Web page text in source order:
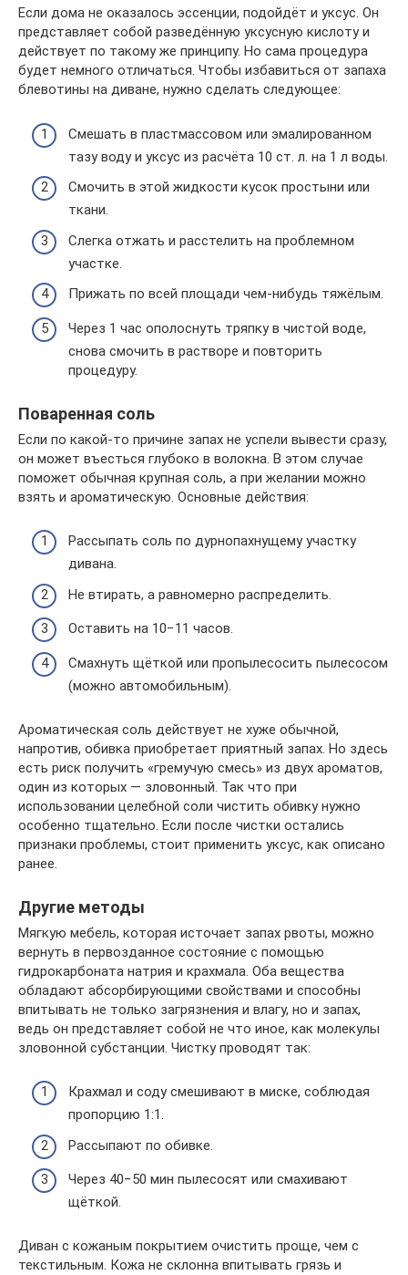
Если дома не оказалось эссенции, подойдёт и уксус. Он
представляет собой разведённую уксусную кислоту и
действует по такому же принципу. Но сама процедура
будет немного отличаться. Чтобы избавиться от запаха
блевотины на диване, нужно сделать следующее:
Смешать в пластмассовом или эмалированном
тазу воду и уксус из расчёта 10 ст. л. на 1 л воды.
Смочить в этой жидкости кусок простыни или
ткани.
Слегка отжать и расстелить на проблемном
участке.
Прижать по всей площади чем-нибудь тяжёлым.
Через 1 час ополоснуть тряпку в чистой воде,
снова смочить в растворе и повторить
процедуру.
Поваренная соль
Если по какой-то причине запах не успели вывести сразу,
он может въесться глубоко в волокна. В этом случае
поможет обычная крупная соль, а при желании можно
взять и ароматическую. Основные действия:
Рассыпать соль по дурнопахнущему участку
дивана.
Не втирать, а равномерно распределить.
Оставить на 10−11 часов.
Смахнуть щёткой или пропылесосить пылесосом
(можно автомобильным).
Ароматическая соль действует не хуже обычной,
напротив, обивка приобретает приятный запах. Но здесь
есть риск получить «гремучую смесь» из двух ароматов,
один из которых — зловонный. Так что при
использовании целебной соли чистить обивку нужно
особенно тщательно. Если после чистки остались
признаки проблемы, стоит применить уксус, как описано
ранее.
Другие методы
Мягкую мебель, которая источает запах рвоты, можно
вернуть в первозданное состояние с помощью
гидрокарбоната натрия и крахмала. Оба вещества
обладают абсорбирующими свойствами и способны
впитывать не только загрязнения и влагу, но и запах,
ведь он представляет собой не что иное, как молекулы
зловонной субстанции. Чистку проводят так:
Крахмал и соду смешивают в миске, соблюдая
пропорцию 1:1.
Рассыпают по обивке.
Через 40−50 мин пылесосят или смахивают
щёткой.
Диван с кожаным покрытием очистить проще, чем с
текстильным. Кожа не склонна впитывать грязь и